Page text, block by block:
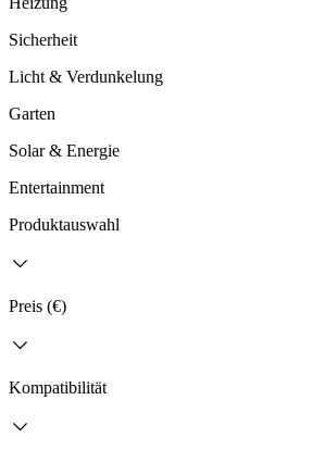
Sicherheit
Licht & Verdunkelung
Garten
Solar & Energie
Entertainment
Produktauswahl
Preis (€)
Kompatibilität